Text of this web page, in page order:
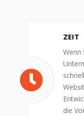
ZEIT
Wenn
die